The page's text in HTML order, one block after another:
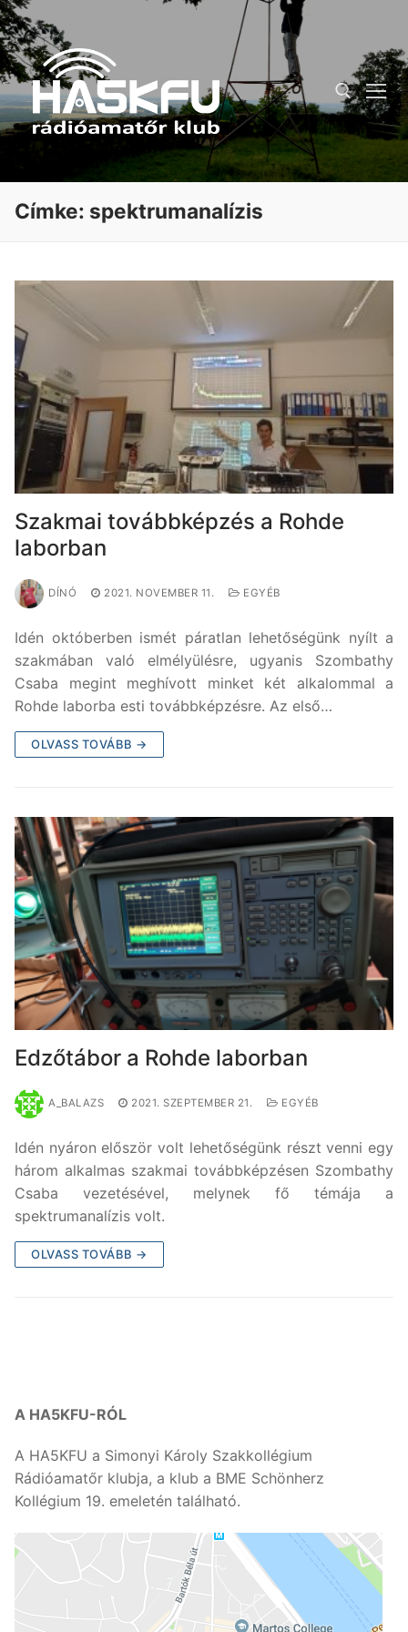
Ugrás
a
tartalomra
Keresése:
Címke: spektrumanalízis
Szakmai továbbképzés a Rohde
laborban
DÍNÓ 2021. NOVEMBER 11. EGYÉB
Idén októberben ismét páratlan lehetőségünk nyílt a
szakmában való elmélyülésre, ugyanis Szombathy
Csaba megint meghívott minket két alkalommal a
Rohde laborba esti továbbképzésre. Az első…
OLVASS TOVÁBB →
Edzőtábor a Rohde laborban
A_BALAZS 2021. SZEPTEMBER 21. EGYÉB
Idén nyáron először volt lehetőségünk részt venni egy
három alkalmas szakmai továbbképzésen Szombathy
Csaba vezetésével, melynek fő témája a
spektrumanalízis volt.
OLVASS TOVÁBB →
A HA5KFU-RÓL
A HA5KFU a Simonyi Károly Szakkollégium
Rádióamatőr klubja, a klub a BME Schönherz
Kollégium 19. emeletén található.